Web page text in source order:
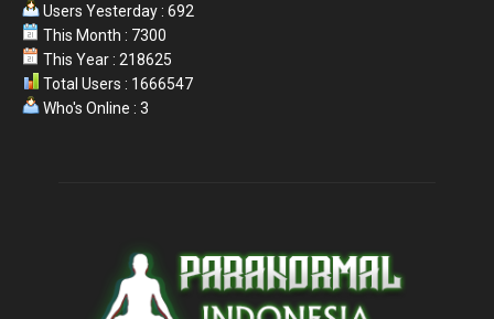
Users Yesterday : 692
This Month : 7300
This Year : 218625
Total Users : 1666547
Who's Online : 3